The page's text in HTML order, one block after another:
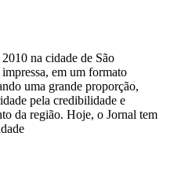
na cidade de São
em um formato
uma grande proporção,
pela credibilidade e
da região. Hoje, o Jornal tem